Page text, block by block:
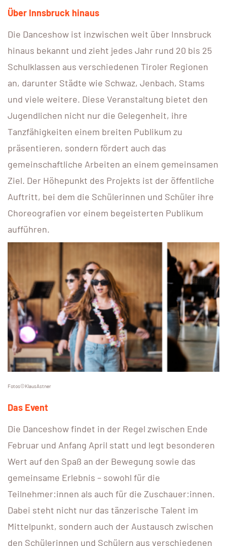
Über Innsbruck hinaus
Die Danceshow ist inzwischen weit über Innsbruck
hinaus bekannt und zieht jedes Jahr rund 20 bis 25
Schulklassen aus verschiedenen Tiroler Regionen
an, darunter Städte wie Schwaz, Jenbach, Stams
und viele weitere. Diese Veranstaltung bietet den
Jugendlichen nicht nur die Gelegenheit, ihre
Tanzfähigkeiten einem breiten Publikum zu
präsentieren, sondern fördert auch das
gemeinschaftliche Arbeiten an einem gemeinsamen
Ziel. Der Höhepunkt des Projekts ist der öffentliche
Auftritt, bei dem die Schülerinnen und Schüler ihre
Choreografien vor einem begeisterten Publikum
aufführen.
Fotos©KlausAstner
Das Event
Die Danceshow findet in der Regel zwischen Ende
Februar und Anfang April statt und legt besonderen
Wert auf den Spaß an der Bewegung sowie das
gemeinsame Erlebnis – sowohl für die
Teilnehmer:innen als auch für die Zuschauer:innen.
Dabei steht nicht nur das tänzerische Talent im
Mittelpunkt, sondern auch der Austausch zwischen
den Schülerinnen und Schülern aus verschiedenen